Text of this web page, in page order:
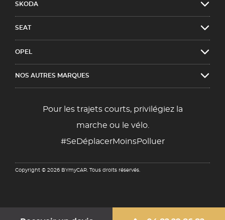
SKODA
SEAT
OPEL
NOS AUTRES MARQUES
Pour les trajets courts, privilégiez la
marche ou le vélo.
#SeDéplacerMoinsPolluer
Copyright © 2026 BYmyCAR. Tous droits réservés.